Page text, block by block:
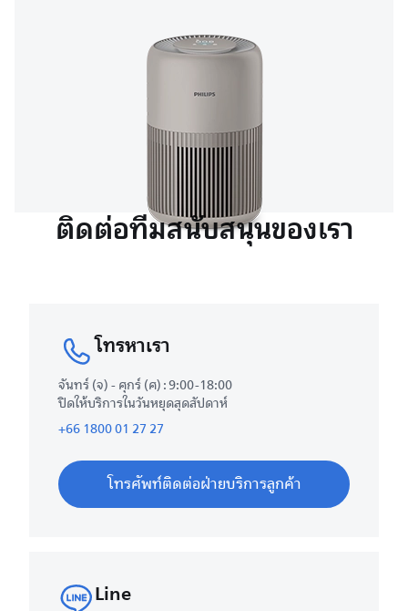
ติดต่อทีมสนับสนุนของเรา
โทรหาเรา
จันทร์ (จ) - ศุกร์ (ศ) : 9:00-18:00
ปิดให้บริการในวันหยุดสุดสัปดาห์
+66 1800 01 27 27
โทรศัพท์ติดต่อฝ่ายบริการลูกค้า
Line